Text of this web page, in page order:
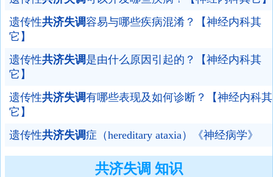
遗传性共济失调容易与哪些疾病混淆？【神经内科其
它】
遗传性共济失调是由什么原因引起的？【神经内科其
它】
遗传性共济失调有哪些表现及如何诊断？【神经内科其
它】
遗传性共济失调症（hereditary ataxia）《神经病学》
共济失调 知识